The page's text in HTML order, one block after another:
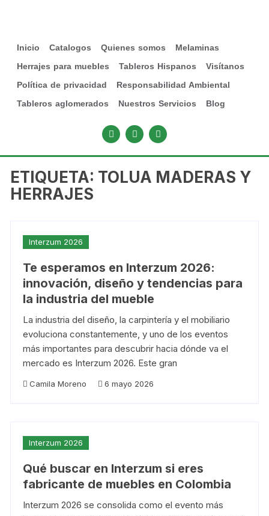
Inicio Catalogos Quienes somos
Melaminas
Herrajes para muebles
Tableros Hispanos
Visítanos
Política de privacidad
Responsabilidad Ambiental
Tableros aglomerados
Nuestros Servicios Blog
ETIQUETA: TOLUA MADERAS Y
HERRAJES
Interzum 2026
Te esperamos en Interzum 2026:
innovación, diseño y tendencias para
la industria del mueble
La industria del diseño, la carpintería y el mobiliario
evoluciona constantemente, y uno de los eventos
más importantes para descubrir hacia dónde va el
mercado es Interzum 2026. Este gran
Camila Moreno 6 mayo 2026
Interzum 2026
Qué buscar en Interzum si eres
fabricante de muebles en Colombia
Interzum 2026 se consolida como el evento más